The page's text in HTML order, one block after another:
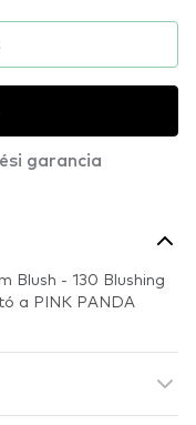
garancia
Blush - 130 Blushing
a PINK PANDA